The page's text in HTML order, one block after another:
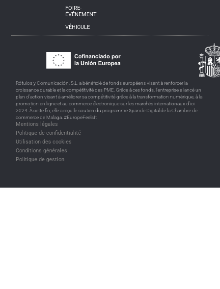
FOIRE-
ÉVÉNEMENT
VÉHICULE
Rótulos y Comunicación, S.L. a bénéficié de fonds européens visant à renforcer la
croissance durable et la compétitivité des PME. Grâce à ces fonds, l’entreprise a lancé un
plan d’action visant à améliorer sa compétitivité grâce à la transformation numérique, à la
promotion en ligne et au commerce électronique sur les marchés internationaux d’ici
2024. À cette fin, elle a reçu le soutien du programme Xpande Digital de la Chambre de
commerce de Malaga. #EuropeFeelsIt
Mentions légales
Politique de confidentialité
Utilisation des cookies
Conditions générales
Politique de gestion